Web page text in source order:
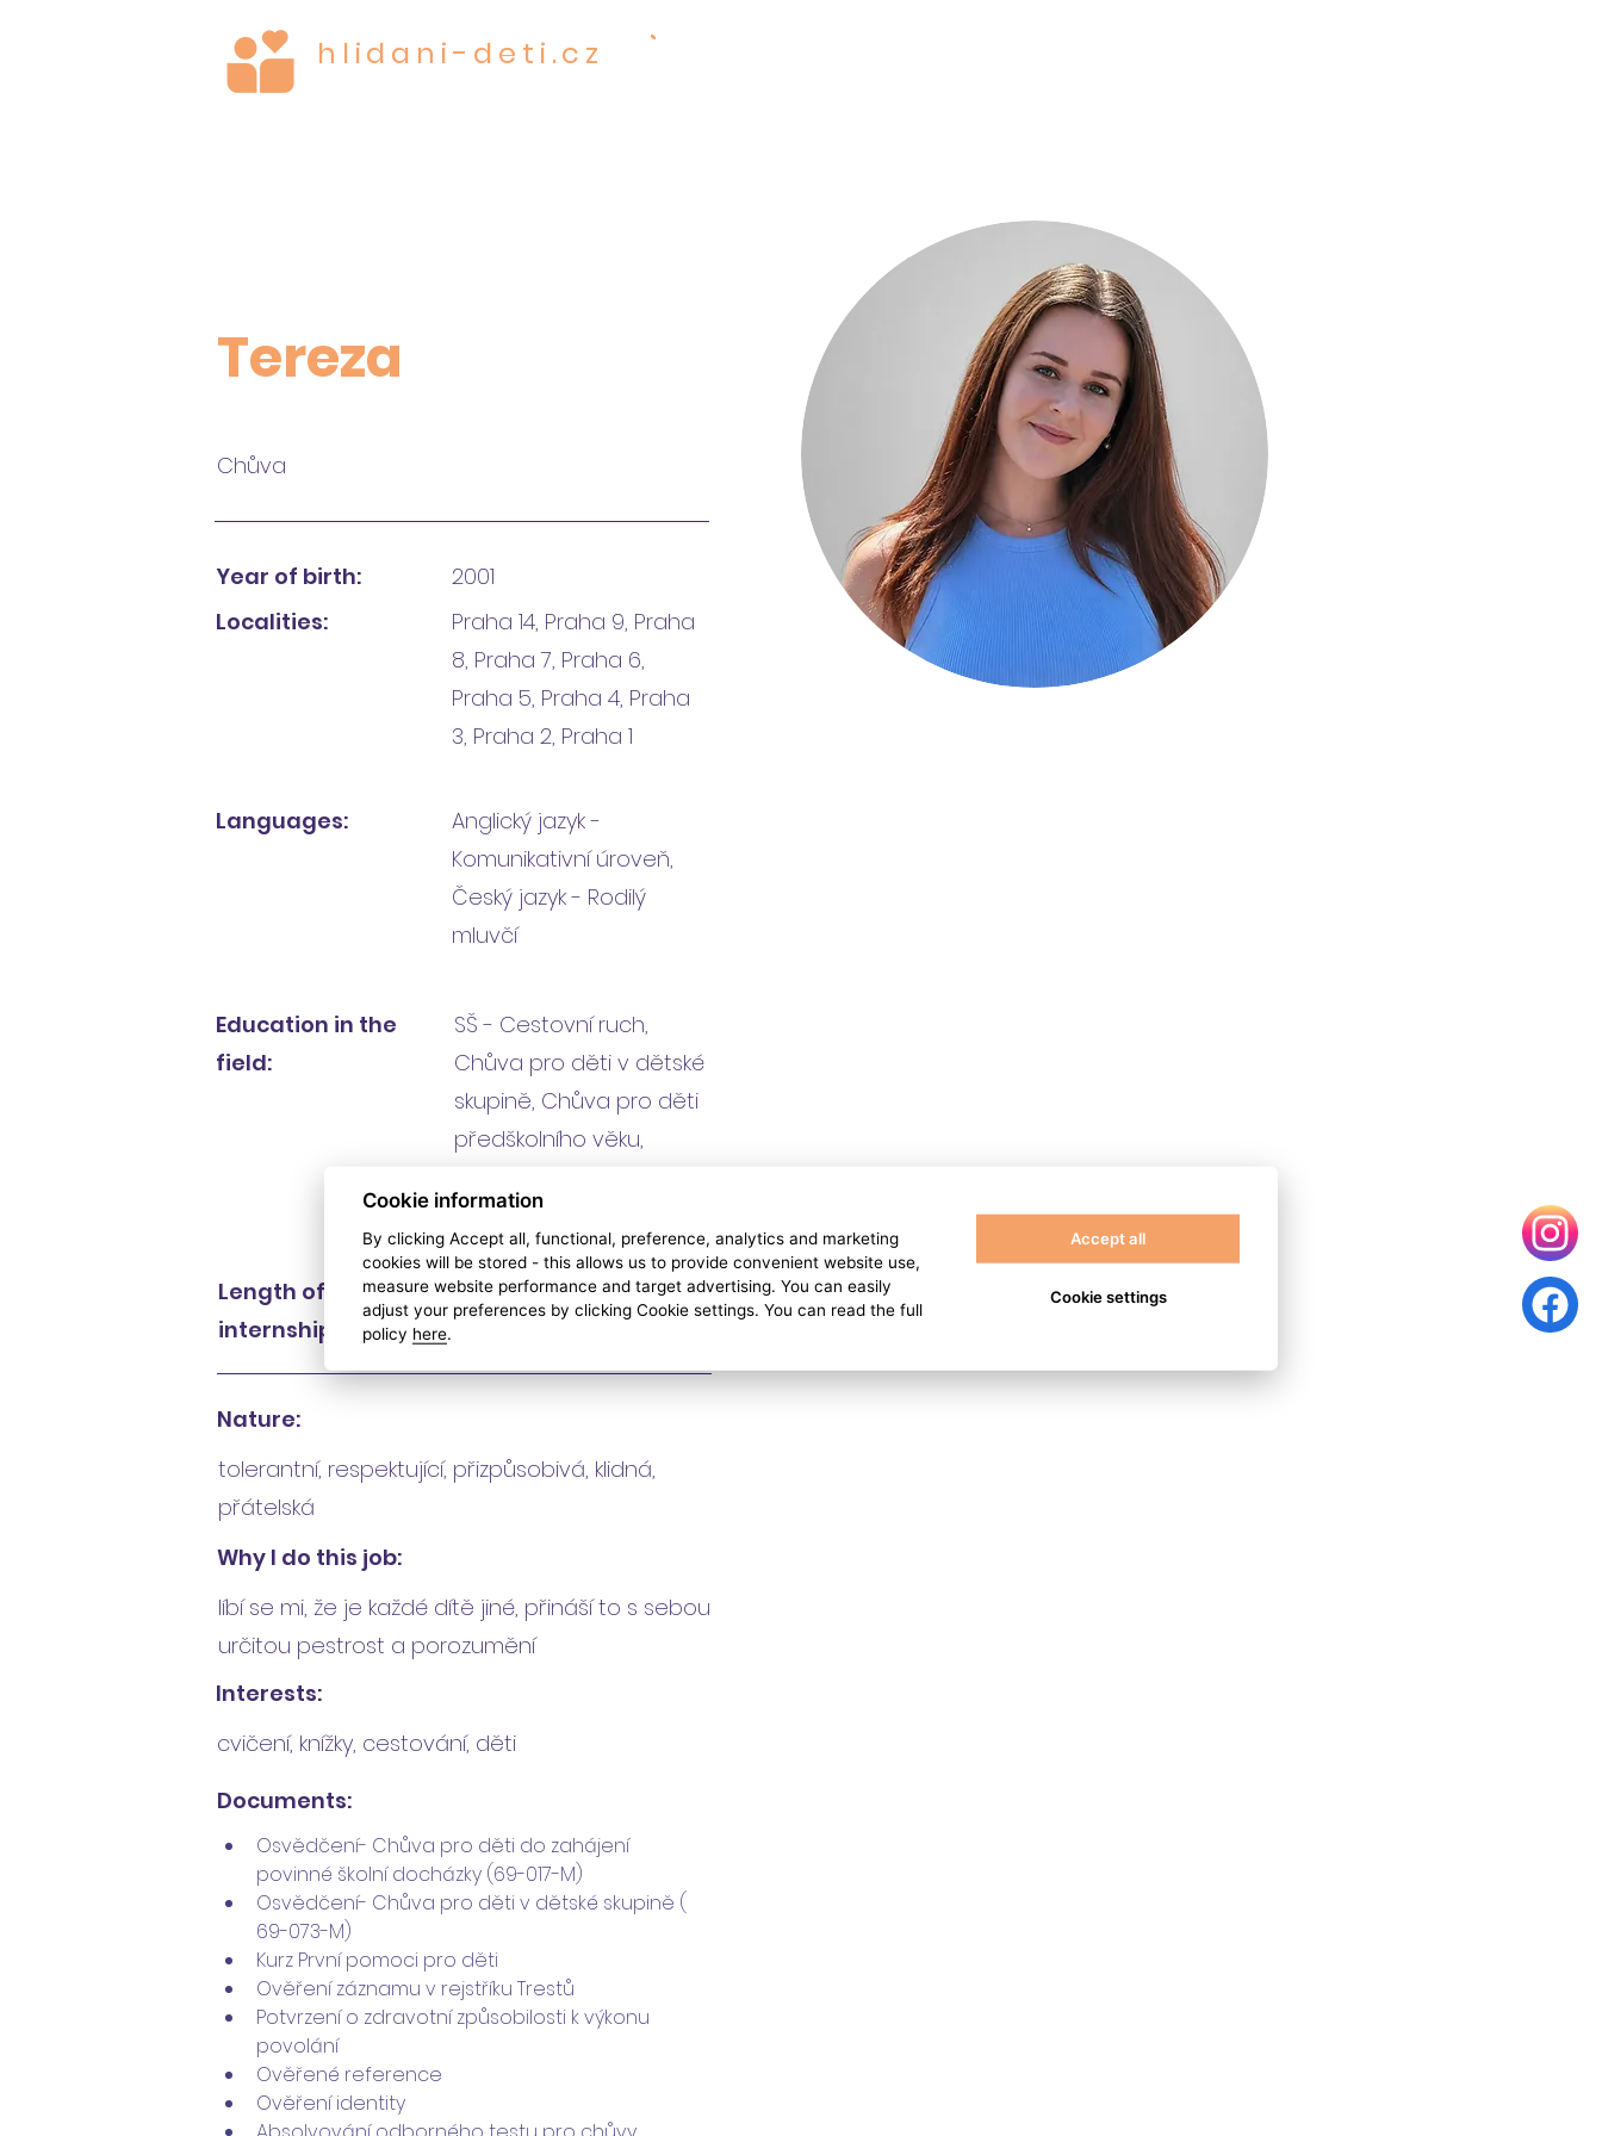
hlidani-deti.cz
Tereza
Chůva
Year of birth:
Localities:
2001
Praha 14, Praha 9, Praha
8, Praha 7, Praha 6,
Praha 5, Praha 4, Praha
3, Praha 2, Praha 1
Languages:
Anglický jazyk -
Komunikativní úroveň,
Český jazyk - Rodilý
mluvčí
Education in the
field:
SŠ - Cestovní ruch,
Chůva pro děti v dětské
skupině, Chůva pro děti
předškolního věku,
skupině
Length of
internship:
4 roky
Nature:
tolerantní, respektující, přizpůsobivá, klidná,
přátelská
Why I do this job:
líbí se mi, že je každé dítě jiné, přináší to s sebou
určitou pestrost a porozumění
Interests:
cvičení, knížky, cestování, děti
Documents:
Osvědčení- Chůva pro děti do zahájení
povinné školní docházky (69-017-M)
Osvědčení- Chůva pro děti v dětské skupině (
69-073-M)
Kurz První pomoci pro děti
Ověření záznamu v rejstříku Trestů
Potvrzení o zdravotní způsobilosti k výkonu
povolání
Ověřené reference
Ověření identity
Cookie information
By clicking Accept all, functional, preference, analytics and marketing
cookies will be stored - this allows us to provide convenient website use,
measure website performance and target advertising. You can easily
adjust your preferences by clicking Cookie settings. You can read the full
policy here.
Accept all
Cookie settings